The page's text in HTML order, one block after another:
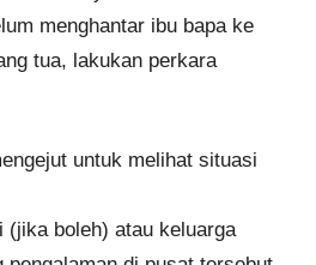
menghantar ibu bapa ke
tua, lakukan perkara
untuk melihat situasi
(jika boleh) atau keluarga